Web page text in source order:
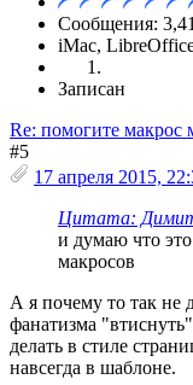
Сообщения:
iMac,
Записан
Re: помогите макрос
#5
17 апреля 2015,
Цитата:
и думаю что
макросов
А я почему то так не
фанатизма
делать в стиле
навсегда в шаблоне.